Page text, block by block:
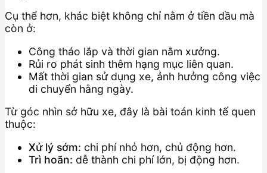
Cụ thể hơn, khác biệt không chỉ nằm ở tiền dầu mà
còn ở:
Công tháo lắp và thời gian nằm xưởng.
Rủi ro phát sinh thêm hạng mục liên quan.
Mất thời gian sử dụng xe, ảnh hưởng công việc
di chuyển hằng ngày.
Từ góc nhìn sở hữu xe, đây là bài toán kinh tế quen
thuộc:
Xử lý sớm: chi phí nhỏ hơn, chủ động hơn.
Trì hoãn: dễ thành chi phí lớn, bị động hơn.